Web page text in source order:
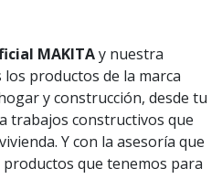
MAKITAy nuestra
productos de la marca
y construcción, desde tu
trabajos constructivos que
Y con la asesoría que
que tenemos para